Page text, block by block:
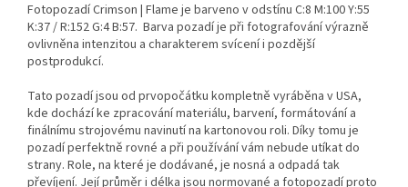
Fotopozadí Crimson | Flame je barveno v odstínu C:8 M:100 Y:55
K:37 / R:152 G:4 B:57. Barva pozadí je při fotografování výrazně
ovlivněna intenzitou a charakterem svícení i pozdější
postprodukcí.
Tato pozadí jsou od prvopočátku kompletně vyráběna v USA,
kde dochází ke zpracování materiálu, barvení, formátování a
finálnímu strojovému navinutí na kartonovou roli. Díky tomu je
pozadí perfektně rovné a při používání vám nebude utíkat do
strany. Role, na které je dodávané, je nosná a odpadá tak
převíjení. Její průměr i délka jsou normované a fotopozadí proto